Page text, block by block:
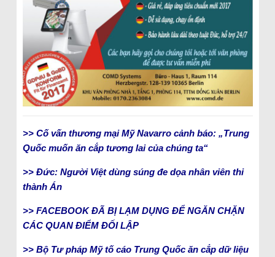
>> Cố vấn thương mại Mỹ Navarro cảnh báo: „Trung
Quốc muốn ăn cắp tương lai của chúng ta“
>> Đức: Người Việt dùng súng đe dọa nhân viên thi
thành Án
>> FACEBOOK ĐÃ BỊ LẠM DỤNG ĐỂ NGĂN CHẶN
CÁC QUAN ĐIỂM ĐỐI LẬP
>> Bộ Tư pháp Mỹ tố cáo Trung Quốc ăn cắp dữ liệu